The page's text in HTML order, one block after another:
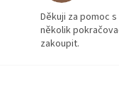
Děkuji za pomoc
několik
zakoupit.